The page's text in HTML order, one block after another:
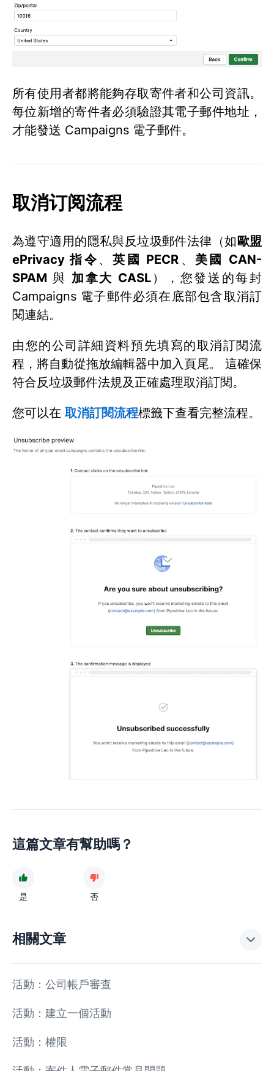
所有使用者都將能夠存取寄件者和公司資訊。
每位新增的寄件者必須驗證其電子郵件地址，
才能發送 Campaigns 電子郵件。
取消订阅流程
為遵守適用的隱私與反垃圾郵件法律（如歐盟
ePrivacy 指令、英國 PECR 、 美國 CAN-
SPAM 與 加拿大 CASL），您發送的每封
Campaigns 電子郵件必須在底部包含取消訂
閱連結。
由您的公司詳細資料預先填寫的取消訂閱流
程，將自動從拖放編輯器中加入頁尾。 這確保
符合反垃圾郵件法規及正確處理取消訂閱。
您可以在 取消訂閱流程標籤下查看完整流程。
這篇文章有幫助嗎？
是 否
相關文章
活動：公司帳戶審查
活動：建立一個活動
活動：權限